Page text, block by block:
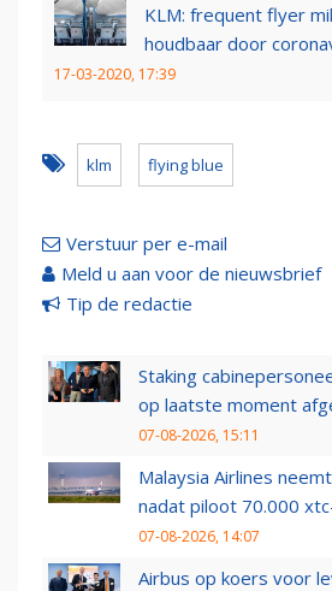
KLM: frequent flyer
houdbaar door
17-03-2020, 17:39
klm flying blue
Verstuur per e-mail
Meld u aan voor de nieuwsbrief
Tip de redactie
Staking
op laatste moment
07-08-2026, 15:11
Malaysia Airlines
nadat piloot 70.000
07-08-2026, 14:07
Airbus op koers voor